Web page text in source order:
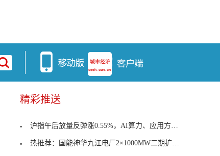
精彩推送
沪指午后放量反弹涨0.55%，AI算力、应用方向集体爆
热推荐：国能神华九江电厂2×1000MW二期扩建工程脱